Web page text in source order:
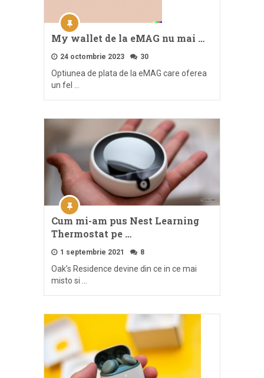
My wallet de la eMAG nu mai …
24 octombrie 2023 30
Optiunea de plata de la eMAG care oferea
un fel …
Cum mi-am pus Nest Learning
Thermostat pe …
1 septembrie 2021 8
Oak’s Residence devine din ce in ce mai
misto si …